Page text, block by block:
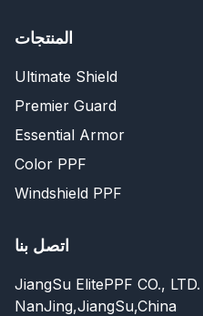
المنتجات
Ultimate Shield
Premier Guard
Essential Armor
Color PPF
Windshield PPF
اتصل بنا
JiangSu ElitePPF CO., LTD.
NanJing,JiangSu,China